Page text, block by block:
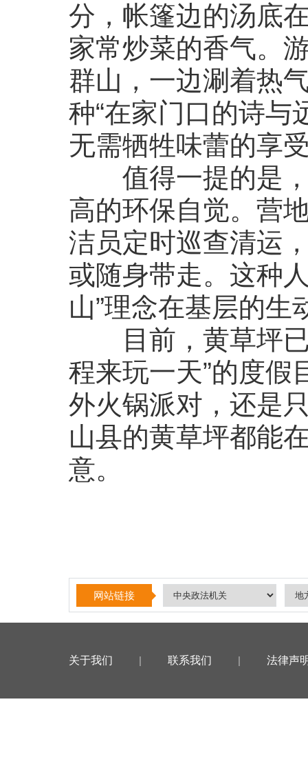
分，帐篷边的汤底
家常炒菜的香气。
群山，一边涮着热
种“在家门口的诗与
无需牺牲味蕾的享
值得一提的是，
高的环保自觉。营
洁员定时巡查清运
或随身带走。这种
山”理念在基层的生
目前，黄草坪已
程来玩一天”的度假
外火锅派对，还是
山县的黄草坪都能
意。
网站链接
关于我们 | 联系我们 | 法律声